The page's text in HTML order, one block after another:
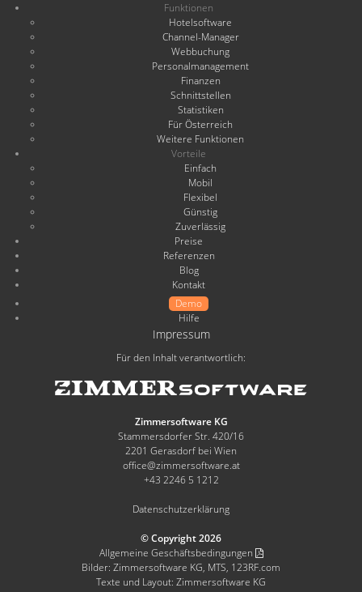
Funktionen
Hotelsoftware
Channel-Manager
Webbuchung
Personalmanagement
Finanzen
Schnittstellen
Statistiken
Für Österreich
Weitere Funktionen
Vorteile
Einfach
Mobil
Flexibel
Günstig
Zuverlässig
Preise
Referenzen
Blog
Kontakt
Demo
Hilfe
Impressum
Für den Inhalt verantwortlich:
Zimmersoftware KG
Stammersdorfer Str. 420/16
2201 Gerasdorf bei Wien
office@zimmersoftware.at
+43 2246 5 1212
Datenschutzerklärung
© Copyright 2026
Allgemeine Geschäftsbedingungen
Bilder: Zimmersoftware KG, MTS, 123RF.com
Texte und Layout: Zimmersoftware KG